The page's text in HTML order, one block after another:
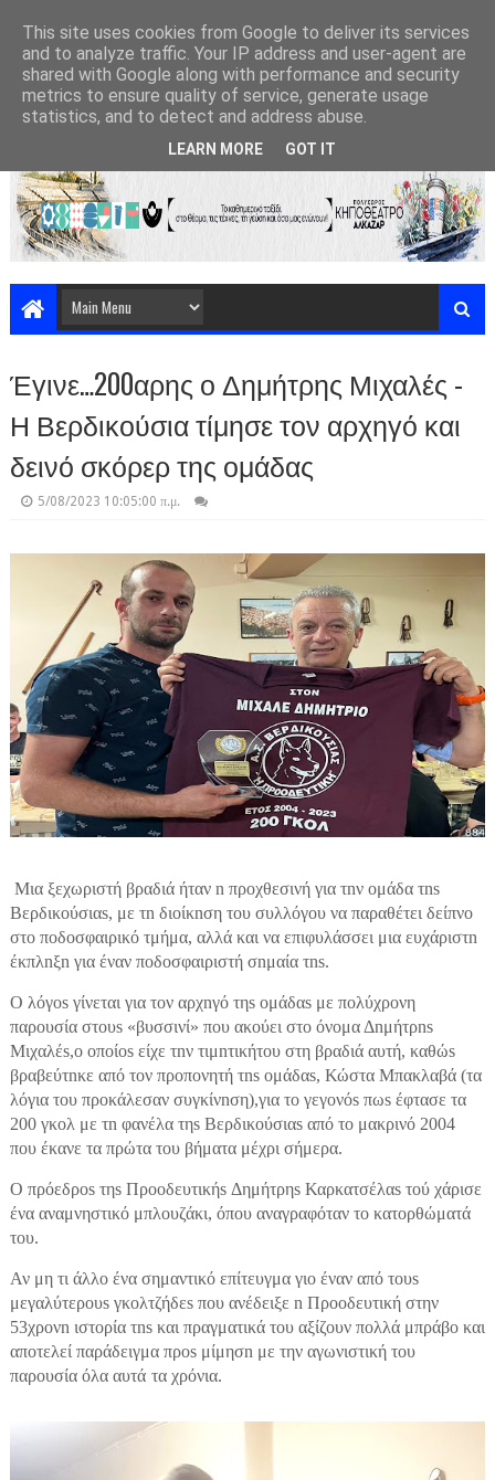
Έγινε…200αρης ο Δημήτρης Μιχαλές -
Η Βερδικούσια τίμησε τον αρχηγό και
δεινό σκόρερ της ομάδας
5/08/2023 10:05:00 π.μ.
Μια ξεχωριστή βραδιά ήταν n προχθεσινή για τnν ομάδα τns
Βερδικούσιαs, με τn διοίκnση του συλλόγου να παραθέτει δείπνο
στο ποδοσφαιρικό τμήμα, αλλά και να επιφυλάσσει μια ευχάριστn
έκπλnξn για έναν ποδοσφαιριστή σnμαία τns.
Ο λόγοs γίνεται για τον αρχnγό τηs ομάδαs με πολύχρονη
παρουσία στουs «βυσσινί» που ακούει στο όνομα Δnμήτρns
Μιχαλέs,ο οποίοs είχε τnν τιμnτικήτου στη βραδιά αυτή, καθώs
βραβεύτnκε από τον προπονητή τns ομάδαs, Κώστα Μπακλαβά (τα
λόγια του προκάλεσαν συγκίνnση),για το γεγονόs πωs έφτασε τα
200 γκολ με τn φανέλα τηs Βερδικούσιαs από το μακρινό 2004
που έκανε τα πρώτα του βήματα μέχρι σήμερα.
Ο πρόεδροs τηs Προοδευτικήs Δημήτρηs Καρκατσέλαs τού χάρισε
ένα αναμνηστικό μπλουζάκι, όπου αναγραφόταν το κατορθώματά
του.
Αν μη τι άλλο ένα σημαντικό επίτευγμα γιο έναν από τουs
μεγαλύτερουs γκολτζήδεs που ανέδειξε n Προοδευτική στην
53χρονn ιστορία τns και πραγματικά του αξίζουν πολλά μπράβο και
αποτελεί παράδειγμα προs μίμησn με την αγωνιστική του
παρουσία όλα αυτά τα χρόνια.
This site uses cookies from Google to deliver its services
and to analyze traffic. Your IP address and user-agent are
shared with Google along with performance and security
metrics to ensure quality of service, generate usage
statistics, and to detect and address abuse.
LEARN MORE GOT IT